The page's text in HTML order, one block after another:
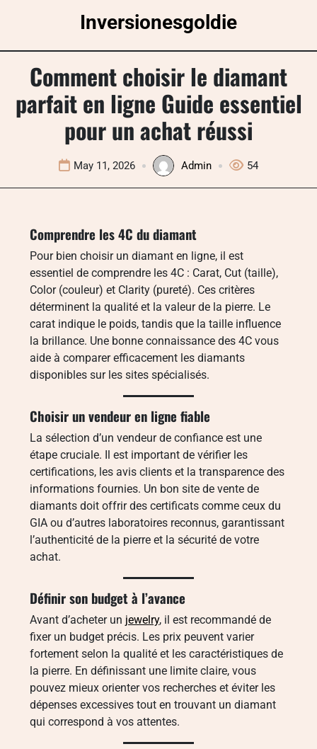
Inversionesgoldie
Comment choisir le diamant
parfait en ligne Guide essentiel
pour un achat réussi
May 11, 2026 Admin 54
Comprendre les 4C du diamant
Pour bien choisir un diamant en ligne, il est
essentiel de comprendre les 4C : Carat, Cut (taille),
Color (couleur) et Clarity (pureté). Ces critères
déterminent la qualité et la valeur de la pierre. Le
carat indique le poids, tandis que la taille influence
la brillance. Une bonne connaissance des 4C vous
aide à comparer efficacement les diamants
disponibles sur les sites spécialisés.
Choisir un vendeur en ligne fiable
La sélection d’un vendeur de confiance est une
étape cruciale. Il est important de vérifier les
certifications, les avis clients et la transparence des
informations fournies. Un bon site de vente de
diamants doit offrir des certificats comme ceux du
GIA ou d’autres laboratoires reconnus, garantissant
l’authenticité de la pierre et la sécurité de votre
achat.
Définir son budget à l’avance
Avant d’acheter un jewelry, il est recommandé de
fixer un budget précis. Les prix peuvent varier
fortement selon la qualité et les caractéristiques de
la pierre. En définissant une limite claire, vous
pouvez mieux orienter vos recherches et éviter les
dépenses excessives tout en trouvant un diamant
qui correspond à vos attentes.